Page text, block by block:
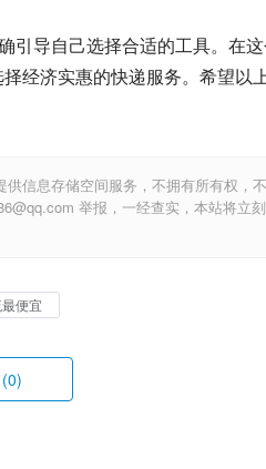
引导自己选择合适的工具。在
经济实惠的快递服务。希望以
信息存储空间服务，不拥有所有权，
举报，一经查实，本站将立刻
便宜
(0)